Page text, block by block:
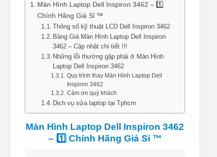
Màn Hình Laptop Dell Inspiron 3462 – 1️⃣
Chính Hãng Giá Sỉ ™
Thông số kỹ thuật LCD Dell Inspiron 3462
Bảng Giá Màn Hình Laptop Dell Inspiron
3462 – Cập nhật chi tiết !!!
Những lỗi thường gặp phải ở Màn Hình
Laptop Dell Inspiron 3462
Quy trình thay Màn Hình Laptop Dell
Inspiron 3462
Cảm ơn quý khách
Dịch vụ sửa laptop tại Tphcm
Màn Hình Laptop Dell Inspiron 3462
– 1️⃣ Chính Hãng Giá Sỉ ™